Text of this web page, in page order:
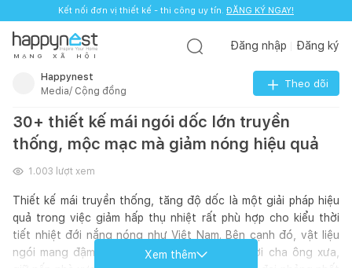
Kết nối đơn vị thiết kế - thi công uy tín. ĐĂNG KÝ NGAY!
M Ạ N G X Ã H Ộ I
Đăng nhập Đăng ký
Happynest
Media/ Cộng đồng
Theo dõi
30+ thiết kế mái ngói dốc lớn truyền
thống, mộc mạc mà giảm nóng hiệu quả
1.003 lượt xem
Thiết kế mái truyền thống, tăng độ dốc là một giải pháp hiệu
quả trong việc giảm hấp thụ nhiệt rất phù hợp cho kiểu thời
tiết nhiệt đới nắng nóng như Việt Nam. Bên cạnh đó, vật liệu
ngói mang đậm kiến trúc truyền thống từ thời cha ông xưa,
Xem thêm